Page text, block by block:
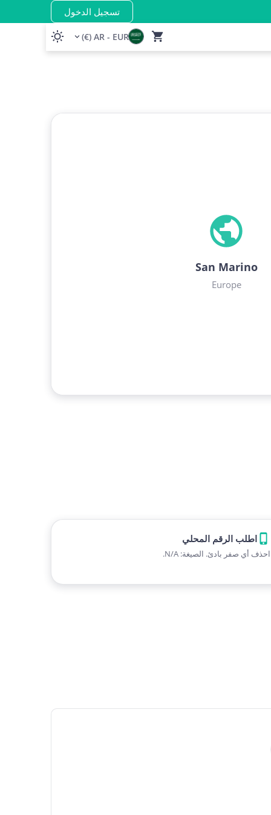
تسجيل الدخول
AR - EUR (€)
San Marino
Europe
اطلب الرقم المحلي
احذف أي صفر بادئ. الصيغة: N/A.